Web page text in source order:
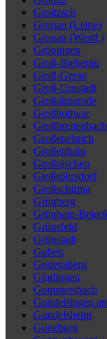
Groitzsch
Gronau (Leine)
Gronau (Westf.)
Gröningen
Groß-Bieberau
Groß-Gerau
Groß-Umstadt
Großalmerode
Großbottwar
Großbreitenbach
Großenehrich
Großenhain
Großräschen
Großröhrsdorf
Großschirma
Grünberg
Grünhain-
Grünsfeld
Grünstadt
Guben
Gudensberg
Güglingen
Gummersbach
Gundelfingen
Gundelsheim
Günzburg